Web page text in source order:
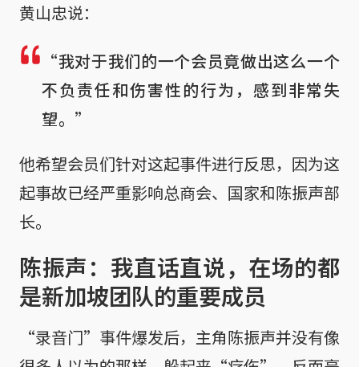
黄山忠说：
“我对于我们的一个会员竟做出这么一个
不负责任和伤害性的行为，感到非常失
望。”
他希望会员们针对这起事件进行反思，因为这
起事故已经严重影响总商会、国家和陈振声部
长。
陈振声：我直话直说，在场的都
是新加坡团队的重要成员
“录音门”事件爆发后，主角陈振声并没有像